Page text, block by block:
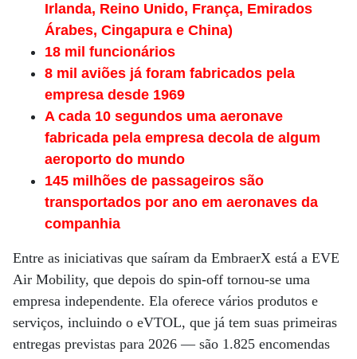
Irlanda, Reino Unido, França, Emirados
Árabes, Cingapura e China)
18 mil funcionários
8 mil aviões já foram fabricados pela
empresa desde 1969
A cada 10 segundos uma aeronave
fabricada pela empresa decola de algum
aeroporto do mundo
145 milhões de passageiros são
transportados por ano em aeronaves da
companhia
Entre as iniciativas que saíram da EmbraerX está a EVE
Air Mobility, que depois do spin-off tornou-se uma
empresa independente. Ela oferece vários produtos e
serviços, incluindo o eVTOL, que já tem suas primeiras
entregas previstas para 2026 — são 1.825 encomendas